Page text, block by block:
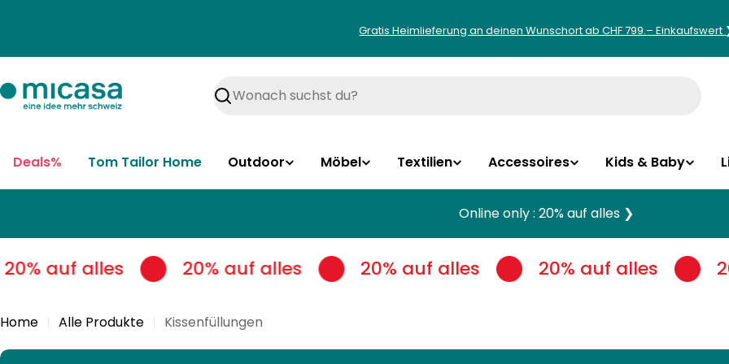
Gratis Heimlieferung an deinen Wunschort ab CHF 799.– Einkaufswert
Suchen
Deals% Tom Tailor Home Outdoor Möbel Textilien Accessoires Kids & Baby
Online only : 20% auf alles ❯
20% auf alles 20% auf alles 20% auf alles 20% auf alles
Home Alle Produkte Kissenfüllungen